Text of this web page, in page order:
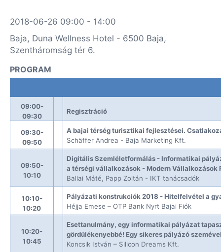
2018-06-26 09:00 - 14:00
Baja, Duna Wellness Hotel - 6500 Baja,
Szentháromság tér 6.
PROGRAM
09:00-
09:30
Regisztráció
09:30-
09:50
A bajai térség turisztikai fejlesztései.
Schäffer Andrea - Baja Marketing Kft.
09:50-
10:10
Digitális Szemléletformálás - Informatikai
a térségi vállalkozások - Modern Vállalkozások
Ballai Máté, Papp Zoltán - IKT tanácsadók
10:10-
10:20
Pályázati konstrukciók 2018 - Hitelfelvétel a
Héjja Emese – OTP Bank Nyrt Bajai Fiók
10:20-
10:45
Esettanulmány, egy informatikai pályázat
gördülékenyebbé! Egy sikeres pályázó
Koncsik István – Silicon Dreams Kft.